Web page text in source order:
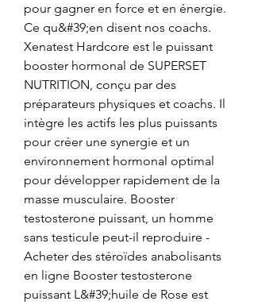
pour gagner en force et en énergie.
Ce qu&#39;en disent nos coachs.
Xenatest Hardcore est le puissant
booster hormonal de SUPERSET
NUTRITION, conçu par des
préparateurs physiques et coachs. Il
intègre les actifs les plus puissants
pour créer une synergie et un
environnement hormonal optimal
pour développer rapidement de la
masse musculaire. Booster
testosterone puissant, un homme
sans testicule peut-il reproduire -
Acheter des stéroïdes anabolisants
en ligne Booster testosterone
puissant L&#39;huile de Rose est